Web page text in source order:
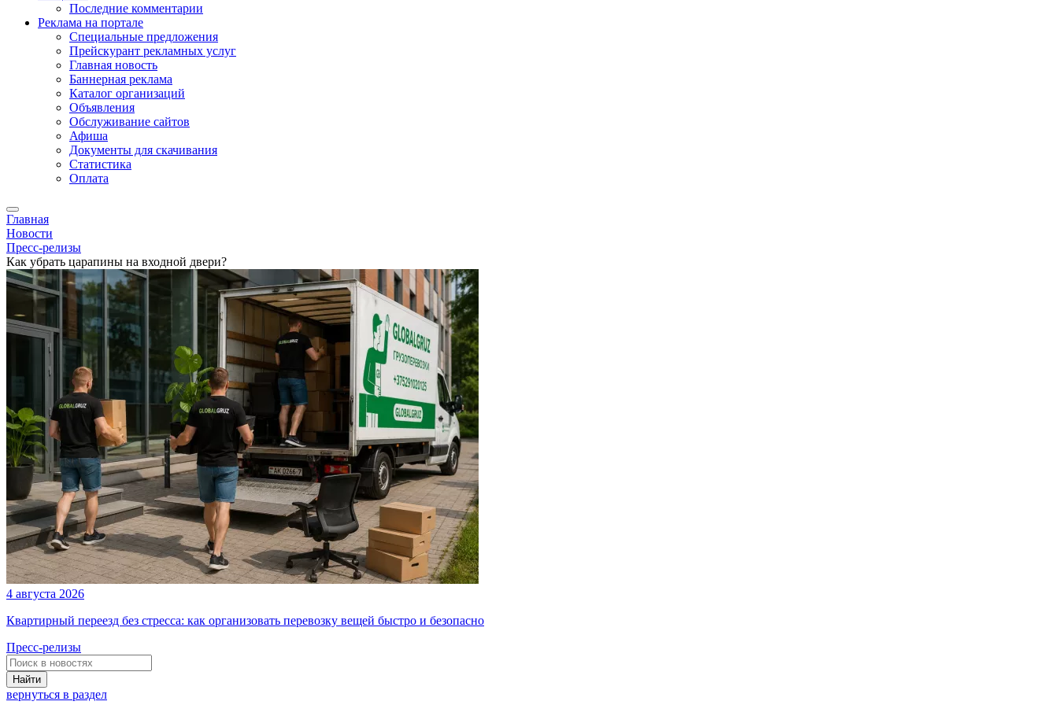
Последние комментарии
Реклама на портале
Специальные предложения
Прейскурант рекламных услуг
Главная новость
Баннерная реклама
Каталог организаций
Объявления
Обслуживание сайтов
Афиша
Документы для скачивания
Статистика
Оплата
Главная
Новости
Пресс-релизы
Как убрать царапины на входной двери?
4 августа 2026
Квартирный переезд без стресса: как организовать перевозку вещей быстро и безопасно
Пресс-релизы
Найти
вернуться в раздел